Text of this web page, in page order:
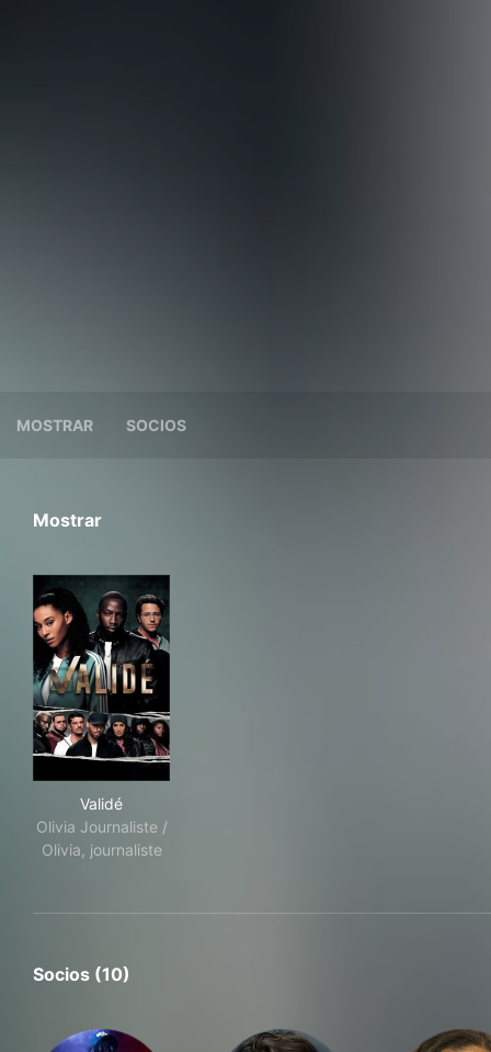
MOSTRAR SOCIOS
Mostrar
Validé
Olivia Journaliste /
Olivia, journaliste
Socios (10)